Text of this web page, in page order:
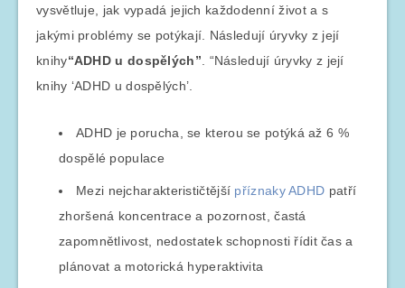
vysvětluje, jak vypadá jejich každodenní život a s
jakými problémy se potýkají. Následují úryvky z její
knihy“ADHD u dospělých” . “Následují úryvky z její
knihy ‘ADHD u dospělých’.
ADHD je porucha, se kterou se potýká až 6 %
dospělé populace
Mezi nejcharakterističtější příznaky ADHD patří
zhoršená koncentrace a pozornost, častá
zapomnětlivost, nedostatek schopnosti řídit čas a
plánovat a motorická hyperaktivita